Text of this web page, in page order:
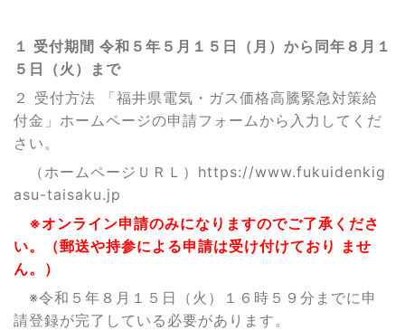
１ 受付期間 令和５年５月１５日（月）から同年８月１
５日（火）まで
２ 受付方法 「福井県電気・ガス価格高騰緊急対策給
付金」ホームページの申請フォームから入力してくだ
さい。
（ホームページＵＲＬ）https://www.fukuidenkig
asu-taisaku.jp
※オンライン申請のみになりますのでご了承くださ
い。（郵送や持参による申請は受け付けており ませ
ん。）
※令和５年８月１５日（火）１６時５９分までに申
請登録が完了している必要があります。